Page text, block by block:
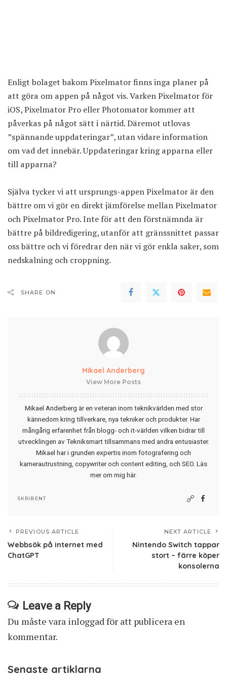
Enligt bolaget bakom Pixelmatorfinns inga planer på
att göra om appen på något vis. Varken Pixelmator för
iOS, Pixelmator Pro eller Photomator kommer att
påverkas på något sätt i närtid. Däremot utlovas
”spännande uppdateringar”, utan vidare information
om vad det innebär. Uppdateringar kring apparna eller
till apparna?
Själva tycker vi att ursprungs-appen Pixelmator är den
bättre om vi gör en direkt jämförelse mellan Pixelmator
och Pixelmator Pro. Inte för att den förstnämnda är
bättre på bildredigering, utanför att gränssnittet passar
oss bättre och vi föredrar den när vi gör enkla saker, som
nedskalning och croppning.
SHARE ON
Mikael Anderberg
View More Posts
Mikael Anderberg är en veteran inom teknikvärlden med stor
kännedom kring tillverkare, nya tekniker och produkter. Har
mångårig erfarenhet från blogg- och it-världen vilken bidrar till
utvecklingen av Tekniksmart tillsammans med andra entusiaster.
Mikael har i grunden expertis inom fotografering och
kamerautrustning, copywriter och content editing, och SEO. Läs
mer om mig här.
SKRIBENT
PREVIOUS ARTICLE
Webbsök på internet med
ChatGPT
NEXT ARTICLE
Nintendo Switch tappar
stort – färre köper
konsolerna
Leave a Reply
Du måste vara inloggadför att publicera en
kommentar.
Senaste artiklarna